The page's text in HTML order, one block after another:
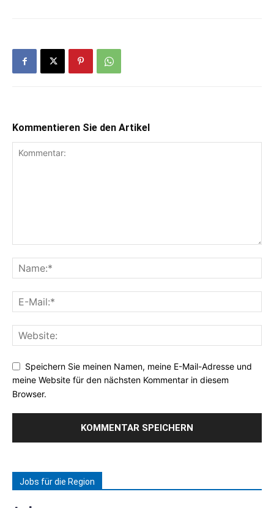
Kommentieren Sie den Artikel
Speichern Sie meinen Namen, meine E-Mail-Adresse und
meine Website für den nächsten Kommentar in diesem
Browser.
Jobs für die Region